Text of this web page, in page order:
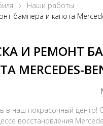
Наши работы
бампера и капота
И РЕМОНТ
MERCEDES-
в наш покрасочный центр!
восстановления